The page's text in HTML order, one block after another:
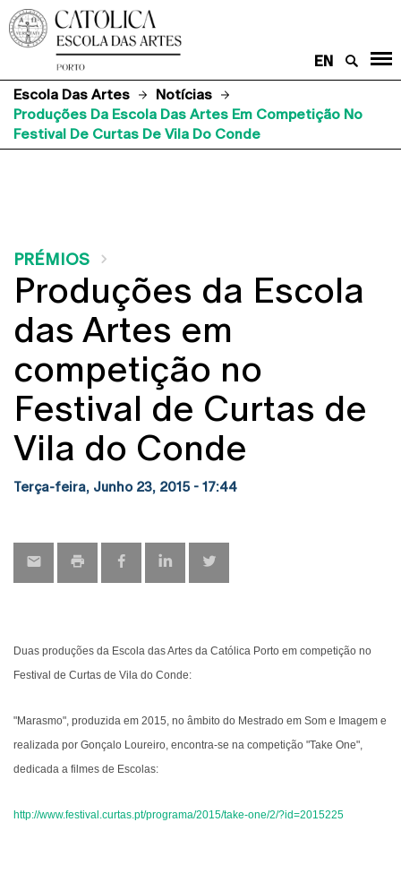
EN
Escola Das Artes
Notícias
Produções Da Escola Das Artes Em Competição No
Festival De Curtas De Vila Do Conde
PRÉMIOS
Produções da Escola
das Artes em
competição no
Festival de Curtas de
Vila do Conde
Terça-feira, Junho 23, 2015 - 17:44
Duas produções da Escola das Artes da Católica Porto em competição no
Festival de Curtas de Vila do Conde:
"Marasmo", produzida em 2015, no âmbito do Mestrado em Som e Imagem e
realizada por Gonçalo Loureiro, encontra-se na competição "Take One",
dedicada a filmes de Escolas:
http://www.festival.curtas.pt/programa/2015/take-one/2/?id=2015225